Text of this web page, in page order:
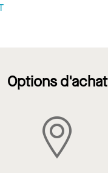
Options d'achat